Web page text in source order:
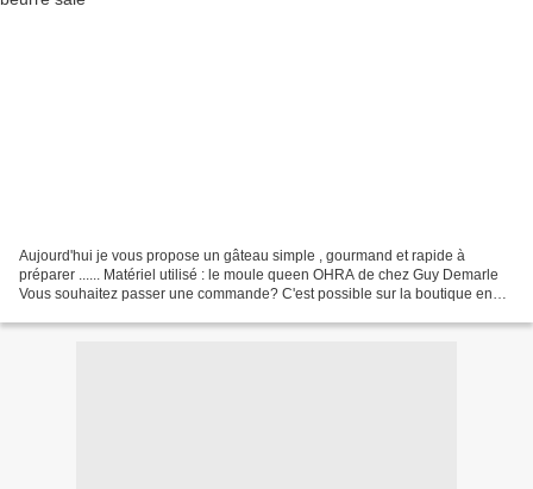
Aujourd'hui je vous propose un gâteau simple , gourmand et rapide à
préparer ...... Matériel utilisé : le moule queen OHRA de chez Guy Demarle
Vous souhaitez passer une commande? C'est possible sur la boutique en